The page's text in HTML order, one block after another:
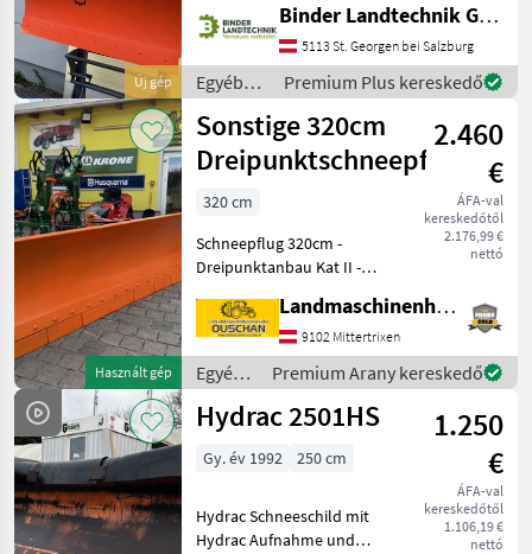
Új gép
montiert Schürfleiste
150x15 Dreieck mit
Pendelausgleich hydr.
Seitenverstellung
Schlauchpake
Binder Landtechnik GmbH & CoKG
5113 St. Georgen bei Salzburg
Egyéb
traktor
tartozékok
/ Hauer
Premium Plus kereskedő
Használt gép
Sonstige 320cm
Dreipunktschneepflug
2.460
€
ÁFA-val
kereskedőtől
2.176,99 €
nettó
320 cm
Schneepflug 320cm -
Dreipunktanbau Kat II -
- Arbeitsbreite 320cm -
HARDOX Schürfleiste -
Kuffen Wir sind gerne für sie
erreichbar
Landmaschinenhandel Ouschan Anton
9102 Mittertrixen
Egyéb
traktor
tartozékok
Sonstige
Premium Arany kereskedő
Hydrac 2501HS
1.250
€
ÁFA-val
kereskedőtől
1.106,19 €
nettó
Gy. év 1992 250 cm
Hydrac Schneeschild mit
Hydrac Aufnahme und